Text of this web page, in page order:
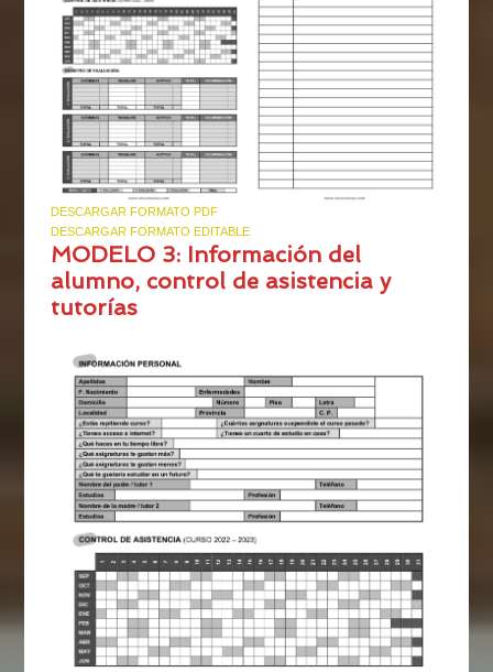
DESCARGAR FORMATO PDF
DESCARGAR FORMATO EDITABLE
MODELO 3: Información del
alumno, control de asistencia y
tutorías